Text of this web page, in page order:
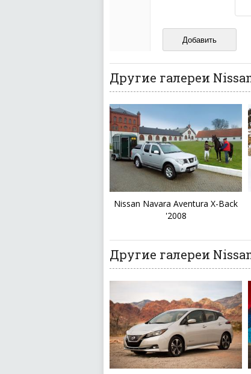
Не размещайте
И запаситесь
ваш отзыв может
Другие галереи
Nissan Navara Aventura X-Back
'2008
Другие галереи